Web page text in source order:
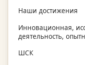
Наши достижения
Инновационная,
деятельность,
ШСК